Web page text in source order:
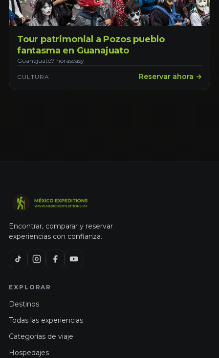
Tour patrimonial a Pozos pueblo
fantasma en Guanajuato
Guanajuato7 horaseasy
CULTURA Reservar ahora →
Encontrar, comparar y reservar
experiencias con confianza.
EXPLORAR
Destinos
Todas las experiencias
Categorías de viaje
Hospedajes